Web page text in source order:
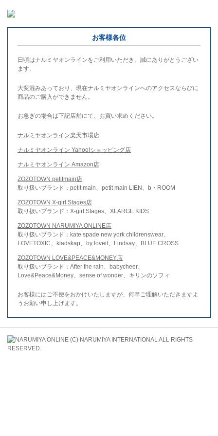
お客様各位
日頃はナルミヤオンラインをご利用いただき、誠にありがとうござい
ます。
大変混みあっており、現在ナルミヤオンラインへのアクセスならびに
商品のご購入ができません。
お急ぎの場合は下記店舗にて、お買い求めください。
ナルミヤオンライン楽天市場店
ナルミヤオンライン Yahoo!ショッピング店
ナルミヤオンライン Amazon店
ZOZOTOWN petitmain店
取り扱いブランド：petit main、petit main LIEN、b・ROOM
ZOZOTOWN X-girl Stages店
取り扱いブランド：X-girl Stages、XLARGE KIDS
ZOZOTOWN NARUMIYA ONLINE店
取り扱いブランド：kate spade new york childrenswear、
LOVETOXIC、kladskap、by loveit、Lindsay、BLUE CROSS
ZOZOTOWN LOVE&PEACE&MONEY店
取り扱いブランド：After the rain、babycheer、
Love&Peace&Money、sense of wonder、キリンのソフィ
お客様にはご不便をおかけいたしますが、何卒ご理解いただきますよ
うお願い申し上げます。